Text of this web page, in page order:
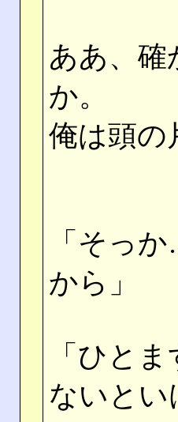
ああ、確
か。
俺は頭の
「そっ
から」
「ひと
ないとい